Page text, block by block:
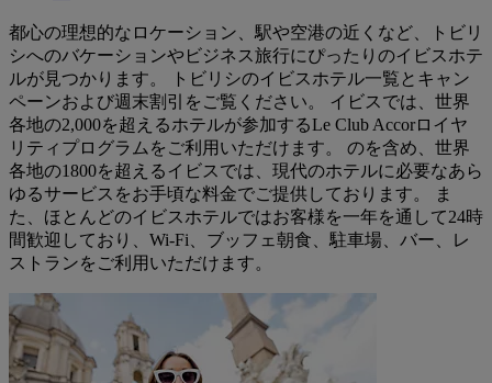
都心の理想的なロケーション、駅や空港の近くなど、トビリ
シへのバケーションやビジネス旅行にぴったりのイビスホテ
ルが見つかります。 トビリシのイビスホテル一覧とキャン
ペーンおよび週末割引をご覧ください。 イビスでは、世界
各地の2,000を超えるホテルが参加するLe Club Accorロイヤ
リティプログラムをご利用いただけます。 のを含め、世界
各地の1800を超えるイビスでは、現代のホテルに必要なあら
ゆるサービスをお手頃な料金でご提供しております。 ま
た、ほとんどのイビスホテルではお客様を一年を通して24時
間歓迎しており、Wi-Fi、ブッフェ朝食、駐車場、バー、レ
ストランをご利用いただけます。